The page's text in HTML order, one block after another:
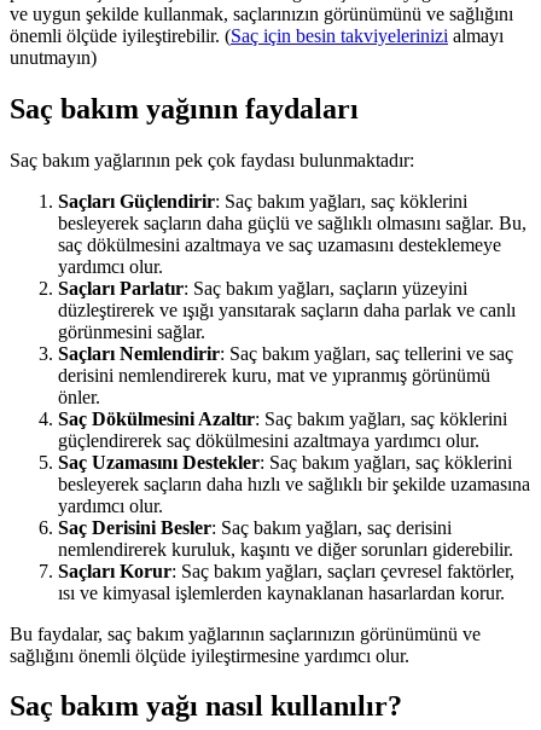
ve uygun şekilde kullanmak, saçlarınızın görünümünü ve sağlığını
önemli ölçüde iyileştirebilir. (Saç için besin takviyelerinizi almayı
unutmayın)
Saç bakım yağının faydaları
Saç bakım yağlarının pek çok faydası bulunmaktadır:
Saçları Güçlendirir: Saç bakım yağları, saç köklerini
besleyerek saçların daha güçlü ve sağlıklı olmasını sağlar. Bu,
saç dökülmesini azaltmaya ve saç uzamasını desteklemeye
yardımcı olur.
Saçları Parlatır: Saç bakım yağları, saçların yüzeyini
düzleştirerek ve ışığı yansıtarak saçların daha parlak ve canlı
görünmesini sağlar.
Saçları Nemlendirir: Saç bakım yağları, saç tellerini ve saç
derisini nemlendirerek kuru, mat ve yıpranmış görünümü
önler.
Saç Dökülmesini Azaltır: Saç bakım yağları, saç köklerini
güçlendirerek saç dökülmesini azaltmaya yardımcı olur.
Saç Uzamasını Destekler: Saç bakım yağları, saç köklerini
besleyerek saçların daha hızlı ve sağlıklı bir şekilde uzamasına
yardımcı olur.
Saç Derisini Besler: Saç bakım yağları, saç derisini
nemlendirerek kuruluk, kaşıntı ve diğer sorunları giderebilir.
Saçları Korur: Saç bakım yağları, saçları çevresel faktörler,
ısı ve kimyasal işlemlerden kaynaklanan hasarlardan korur.
Bu faydalar, saç bakım yağlarının saçlarınızın görünümünü ve
sağlığını önemli ölçüde iyileştirmesine yardımcı olur.
Saç bakım yağı nasıl kullanılır?